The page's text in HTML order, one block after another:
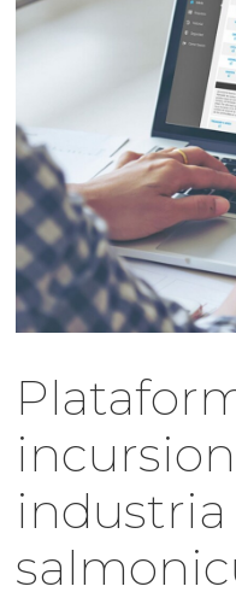
industria